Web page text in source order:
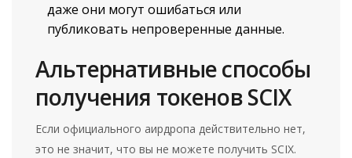
даже они могут ошибаться или
публиковать непроверенные данные.
Альтернативные способы
получения токенов SCIX
Если официального аирдропа действительно нет,
это не значит, что вы не можете получить SCIX.